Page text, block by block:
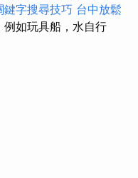
鍵字搜尋技巧 台中放鬆
如玩具船，水自行